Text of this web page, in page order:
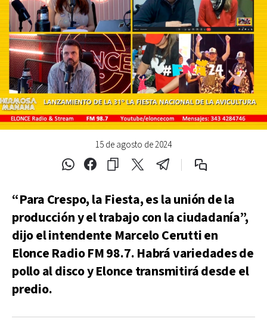
15 de agosto de 2024
“Para Crespo, la Fiesta, es la unión de la
producción y el trabajo con la ciudadanía”,
dijo el intendente Marcelo Cerutti en
Elonce Radio FM 98.7. Habrá variedades de
pollo al disco y Elonce transmitirá desde el
predio.